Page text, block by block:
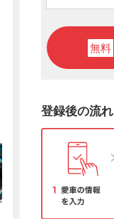
無料
登録後の流れ